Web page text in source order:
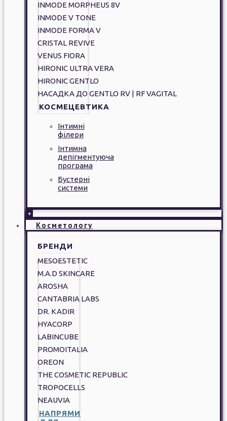
INMODE MORPHEUS 8V
INMODE V TONE
INMODE FORMA V
CRISTAL REVIVE
VENUS FIORA
HIRONIC ULTRA VERA
HIRONIC GENTLO
НАСАДКА ДО GENTLO RV | RF VAGITAL
КОСМЕЦЕВТИКА
Інтимні
філери
Інтимна
депігментуюча
програма
Бустерні
системи
+
Косметологу
БРЕНДИ
MESOESTETIC
M.A.D SKINCARE
AROSHA
CANTABRIA LABS
DR. KADIR
HYACORP
LABINCUBE
PROMOITALIA
OREON
THE COSMETIC REPUBLIC
TROPOCELLS
NEAUVIA
НАПРЯМИ